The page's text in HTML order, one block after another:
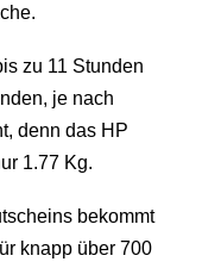
zu 11 Stunden
je nach
denn das HP
1.77 Kg.
bekommt
knapp über 700